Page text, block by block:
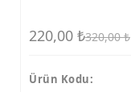
Ekran
220,00 ₺320,00₺
Ürün Kodu: